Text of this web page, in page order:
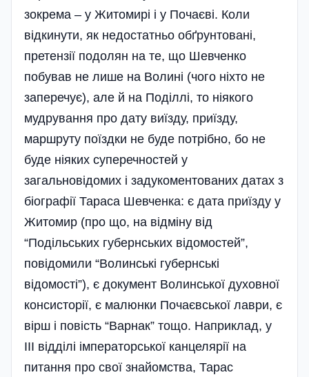
зокрема – у Житомирі і у Почаєві. Коли
відкинути, як недостатньо обґрунтовані,
претензії подолян на те, що Шевченко
побував не лише на Волині (чого ніхто не
заперечує), але й на Поділлі, то ніякого
мудрування про дату виїзду, приїзду,
маршруту поїздки не буде потрібно, бо не
буде ніяких суперечностей у
загальновідомих і задукоментованих датах з
біографії Тараса Шевченка: є дата приїзду у
Житомир (про що, на відміну від
“Подільських губернських відомостей”,
повідомили “Волинські губернські
відомості”), є документ Волинської духовної
консисторії, є малюнки Почаєвської лаври, є
вірш і повість “Варнак” тощо. Наприклад, у
III відділі імператорської канцелярії на
питання про свої знайомства, Тарас